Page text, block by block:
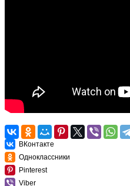
ВКонтакте
Одноклассники
Pinterest
Viber